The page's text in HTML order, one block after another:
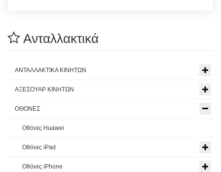
Ανταλλακτικά
ΑΝΤΑΛΛΑΚΤΙΚΑ ΚΙΝΗΤΩΝ
ΑΞΕΣΟΥΑΡ ΚΙΝΗΤΩΝ
ΟΘΟΝΕΣ
Οθόνες Huawei
Οθόνες iPad
Οθόνες iPhone